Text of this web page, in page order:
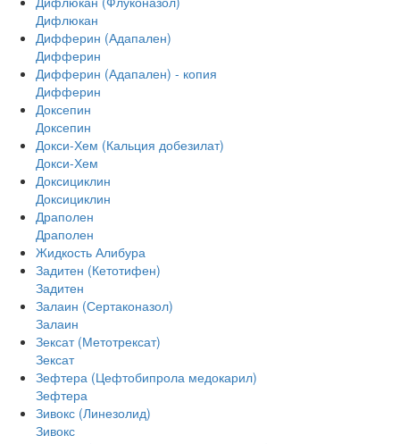
Дифлюкан
Дифферин (Адапален)
Дифферин
Дифферин (Адапален) - копия
Дифферин
Доксепин
Доксепин
Докси-Хем (Кальция добезилат)
Докси-Хем
Доксициклин
Доксициклин
Драполен
Драполен
Жидкость Алибура
Задитен (Кетотифен)
Задитен
Залаин (Сертаконазол)
Залаин
Зексат (Метотрексат)
Зексат
Зефтера (Цефтобипрола медокарил)
Зефтера
Зивокс (Линезолид)
Зивокс